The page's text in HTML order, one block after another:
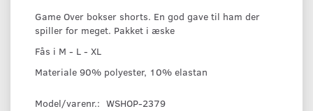
Game Over bokser shorts. En god gave til ham der
spiller for meget. Pakket i æske
Fås i M - L - XL
Materiale 90% polyester, 10% elastan
Model/varenr.: WSHOP-2379